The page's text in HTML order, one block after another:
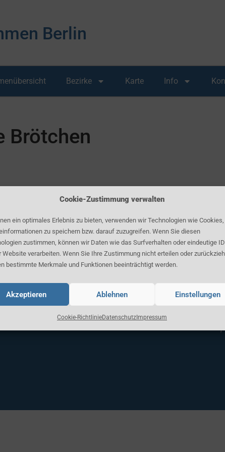
Cookie-Zustimmung verwalten
ein optimales Erlebnis zu bieten, verwenden wir Technologien wie
zu speichern bzw. darauf zuzugreifen. Wenn Sie diesen
zustimmen, können wir Daten wie das Surfverhalten oder eindeutige
Website verarbeiten. Wenn Sie Ihre Zustimmung nicht erteilen oder
bestimmte Merkmale und Funktionen beeinträchtigt werden.
Akzeptieren Ablehnen Einstellungen
Cookie-RichtlinieDatenschutzImpressum
Berlin
Bezirke Karte Info
Brötchen